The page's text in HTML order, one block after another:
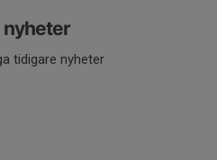
nyheter
tidigare nyheter